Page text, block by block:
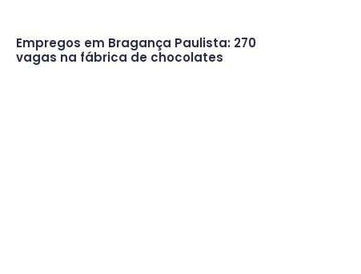
Empregos em Bragança Paulista: 270
vagas na fábrica de chocolates